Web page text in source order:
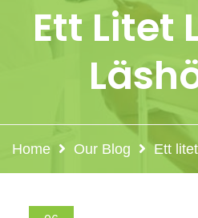
Ett Litet
Home Our Blog Ett